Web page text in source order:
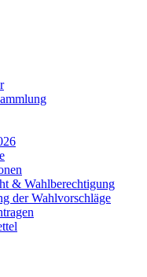
& Wahlberechtigung
der Wahlvorschläge